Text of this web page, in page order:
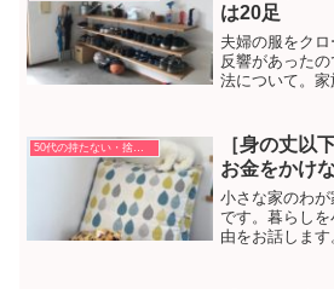
は20足
夫婦の服をク
反響があった
法について。家
［身の丈以
お金をかけ
小さな家のわ
です。暮らし
由をお話します